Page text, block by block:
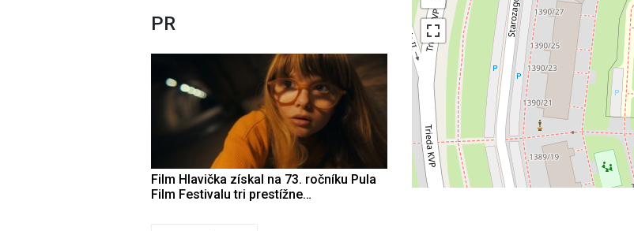
PR
Film Hlavička získal na 73. ročníku Pula
Film Festivalu tri prestížne…